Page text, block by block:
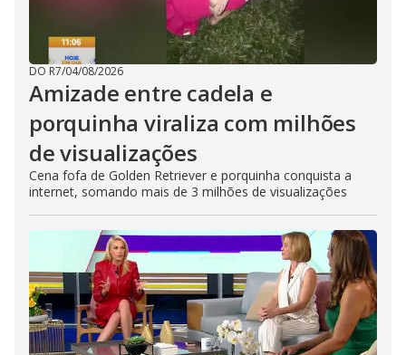
DO R7/04/08/2026
Amizade entre cadela e
porquinha viraliza com milhões
de visualizações
Cena fofa de Golden Retriever e porquinha conquista a
internet, somando mais de 3 milhões de visualizações